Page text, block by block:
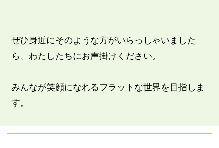
ぜひ身近にそのような方がいらっしゃいました
ら、わたしたちにお声掛けください。
みんなが笑顔になれるフラットな世界を目指しま
す。